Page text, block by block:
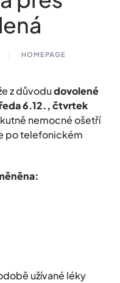
HOMEPAGE
z důvodudovolené
6.12., čtvrtek
nemocné ošetří
po telefonickém
užívané léky